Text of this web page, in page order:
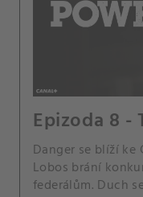
Epizoda 8 -
Danger se blíží ke
Lobos brání
federálům. Duch